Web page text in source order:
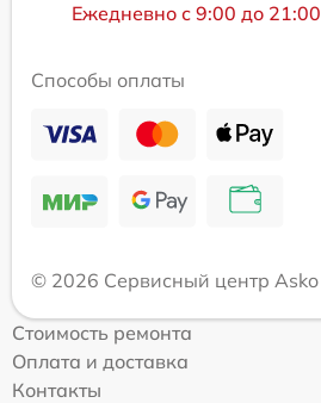
Ежедневно с 9:00 до 21:00
Способы оплаты
© 2026 Сервисный центр Asko
Стоимость ремонта
Оплата и доставка
Контакты